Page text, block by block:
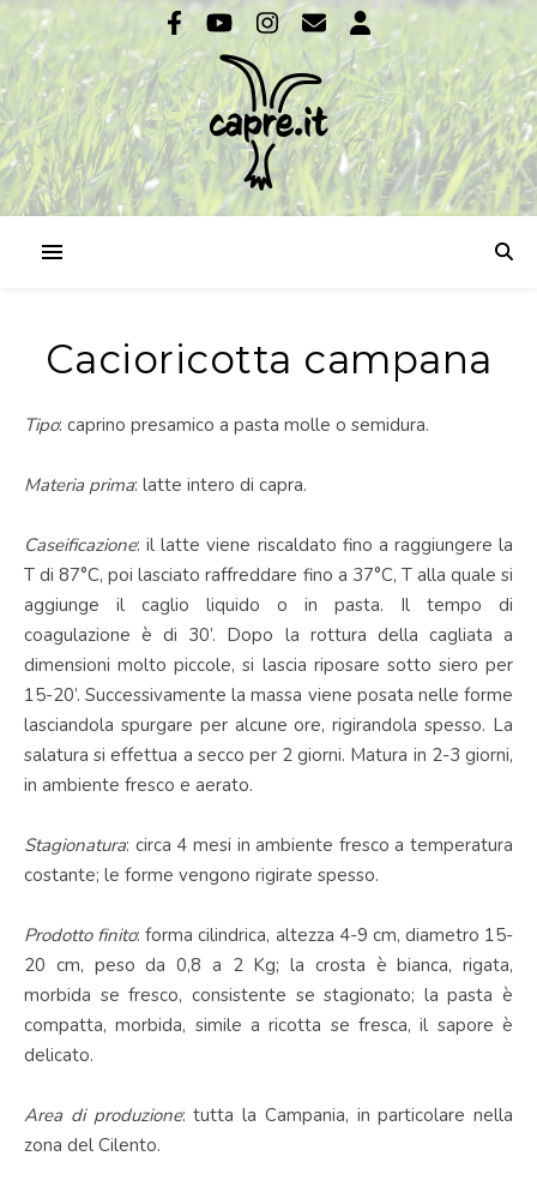
Cacioricotta campana
Tipo: caprino presamico a pasta molle o semidura.
Materia prima: latte intero di capra.
Caseificazione: il latte viene riscaldato fino a raggiungere la
T di 87°C, poi lasciato raffreddare fino a 37°C, T alla quale si
aggiunge il caglio liquido o in pasta. Il tempo di
coagulazione è di 30’. Dopo la rottura della cagliata a
dimensioni molto piccole, si lascia riposare sotto siero per
15-20’. Successivamente la massa viene posata nelle forme
lasciandola spurgare per alcune ore, rigirandola spesso. La
salatura si effettua a secco per 2 giorni. Matura in 2-3 giorni,
in ambiente fresco e aerato.
Stagionatura: circa 4 mesi in ambiente fresco a temperatura
costante; le forme vengono rigirate spesso.
Prodotto finito: forma cilindrica, altezza 4-9 cm, diametro 15-
20 cm, peso da 0,8 a 2 Kg; la crosta è bianca, rigata,
morbida se fresco, consistente se stagionato; la pasta è
compatta, morbida, simile a ricotta se fresca, il sapore è
delicato.
Area di produzione: tutta la Campania, in particolare nella
zona del Cilento.